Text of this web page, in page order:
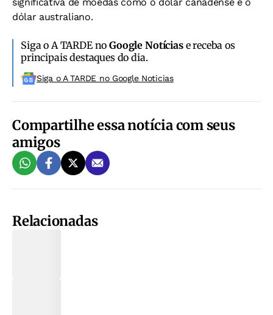
dólar australiano.
Siga o A TARDE noGoogle Notíciase receba os
principais destaques do dia.
Siga o A TARDE no Google Noticias
Compartilhe essa notícia com seus
amigos
Relacionadas